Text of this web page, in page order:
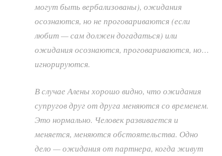
могут быть вербализованы), ожидания
осознаются, но не проговариваются (если
любит — сам должен догадаться) или
ожидания осознаются, проговариваются, но…
игнорируются.
В случае Алены хорошо видно, что ожидания
супругов друг от друга меняются со временем.
Это нормально. Человек развивается и
меняется, меняются обстоятельства. Одно
дело — ожидания от партнера, когда живут